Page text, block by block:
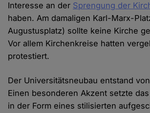
Interesse an der Sprengung der
haben. Am damaligen Karl-Marx-
Augustusplatz) sollte keine Kirche
Vor allem Kirchenkreise hatten
protestiert.
Der Universitätsneubau entstand
Einen besonderen Akzent setzte
in der Form eines stilisierten